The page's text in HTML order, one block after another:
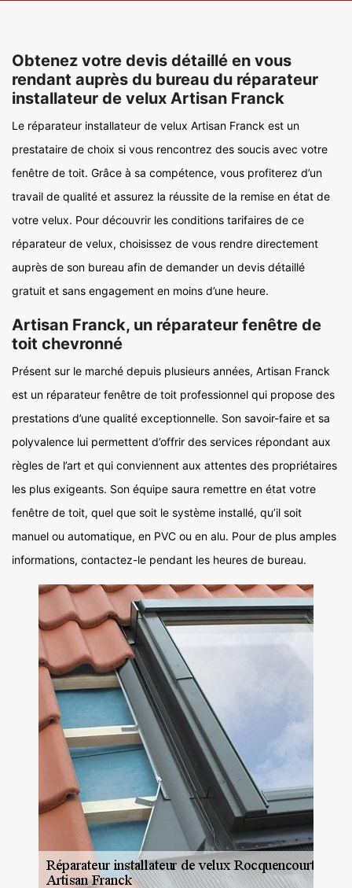
Obtenez votre devis détaillé en vous
rendant auprès du bureau du réparateur
installateur de velux Artisan Franck
Le réparateur installateur de velux Artisan Franck est un
prestataire de choix si vous rencontrez des soucis avec votre
fenêtre de toit. Grâce à sa compétence, vous profiterez d’un
travail de qualité et assurez la réussite de la remise en état de
votre velux. Pour découvrir les conditions tarifaires de ce
réparateur de velux, choisissez de vous rendre directement
auprès de son bureau afin de demander un devis détaillé
gratuit et sans engagement en moins d’une heure.
Artisan Franck, un réparateur fenêtre de
toit chevronné
Présent sur le marché depuis plusieurs années, Artisan Franck
est un réparateur fenêtre de toit professionnel qui propose des
prestations d’une qualité exceptionnelle. Son savoir-faire et sa
polyvalence lui permettent d’offrir des services répondant aux
règles de l’art et qui conviennent aux attentes des propriétaires
les plus exigeants. Son équipe saura remettre en état votre
fenêtre de toit, quel que soit le système installé, qu’il soit
manuel ou automatique, en PVC ou en alu. Pour de plus amples
informations, contactez-le pendant les heures de bureau.